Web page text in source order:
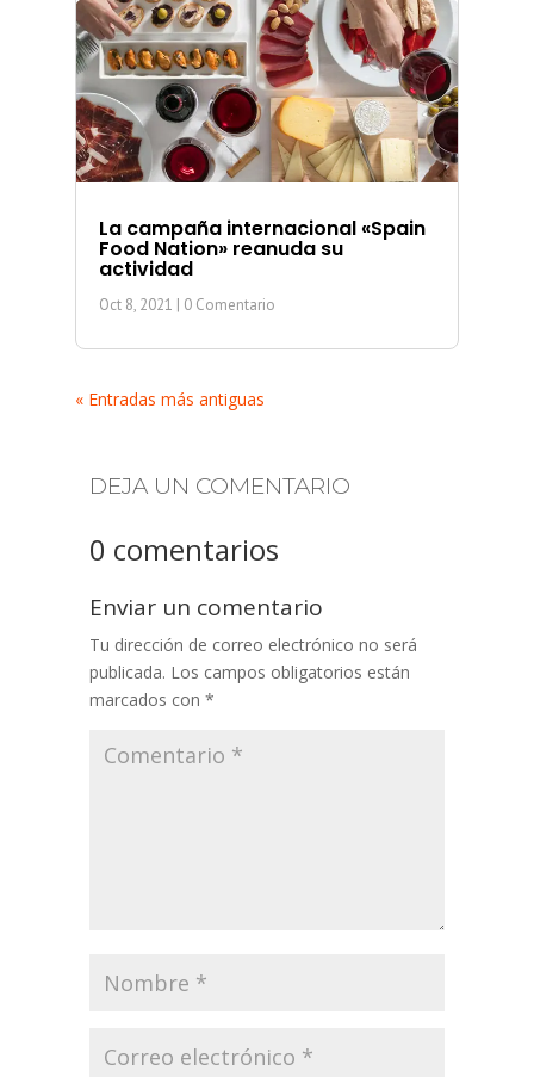
La campaña internacional «Spain
Food Nation» reanuda su
actividad
Oct 8, 2021 | 0 Comentario
« Entradas más antiguas
DEJA UN COMENTARIO
0 comentarios
Enviar un comentario
Tu dirección de correo electrónico no será
publicada. Los campos obligatorios están
marcados con *